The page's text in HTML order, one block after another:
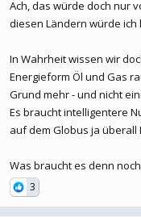
Ach, das würde doch nur
diesen Ländern würde
In Wahrheit wissen wir
Energieform Öl und Gas
Grund mehr - und nicht
Es braucht intelligentere
auf dem Globus ja überall
Was braucht es denn
3